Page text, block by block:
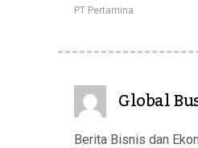
PT Pertamina
Global
Berita Bisnis dan